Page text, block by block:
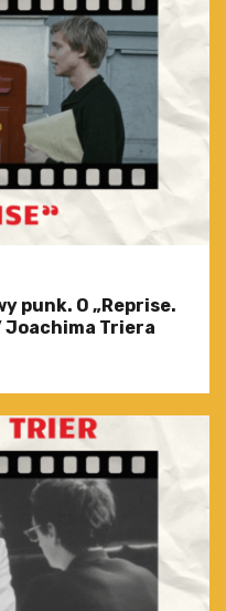
punk. O „Reprise.
Joachima Triera